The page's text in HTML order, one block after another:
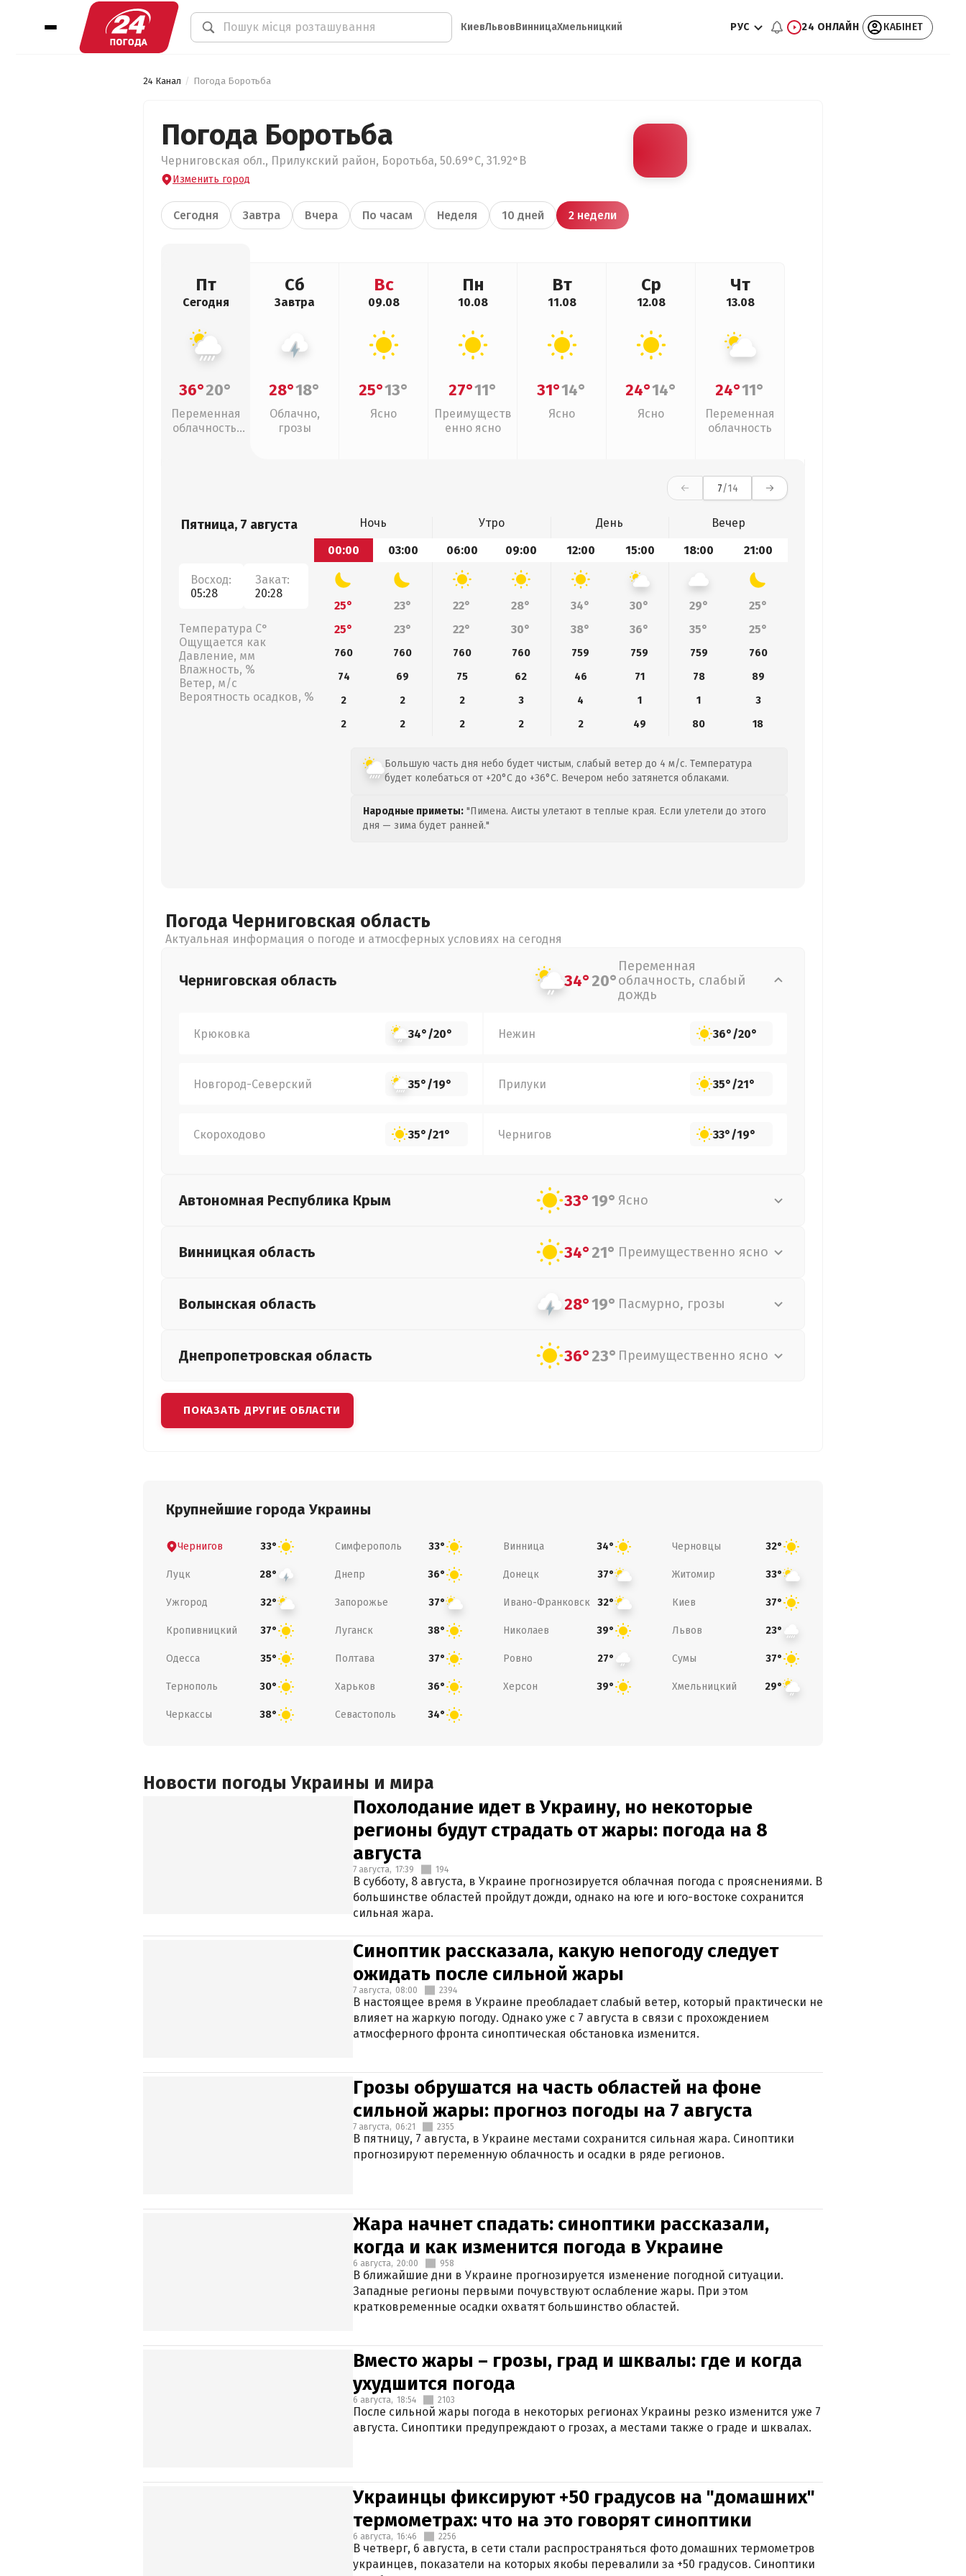
КиевЛьвовВинницаХмельницкий РУС 24 ОНЛАЙН КАБІНЕТ
24 Канал Погода Боротьба
Погода Боротьба
Черниговская обл., Прилукский район, Боротьба, 50.69°С, 31.92°В
Изменить город
Сегодня Завтра Вчера По часам Неделя 10 дней 2 недели
Пт
Сегодня
36°20°
Переменная
облачность,
Сб
Завтра
28°18°
Облачно,
грозы
Вс
09.08
25°13°
Ясно
Пн
10.08
27°11°
Преимуществ
енно ясно
Вт
11.08
31°14°
Ясно
Ср
12.08
24°14°
Ясно
Чт
13.08
24°11°
Переменная
облачность
7/14
Пятница, 7 августа
Восход:
05:28
Закат:
20:28
Температура С°
Ощущается как
Давление, мм
Влажность, %
Ветер, м/с
Вероятность осадков, %
Ночь Утро День
Вечер
00:00
03:00 06:00 09:00 12:00 15:00 18:00 21:00
25° 23° 22° 28° 34° 30° 29°
25°
25°
23° 22° 30° 38° 36° 35° 25°
760 760 760 760 759 759 759
760
74
69 75 62 46 71 78
89
2
2 2 3 4 1 1
3
2
2 2 2 2 49 80 18
Большую часть дня небо будет чистым, слабый ветер до 4 м/с. Температура
будет колебаться от +20°C до +36°C. Вечером небо затянется облаками.
Народные приметы: "Пимена. Аисты улетают в теплые края. Если улетели до этого
дня — зима будет ранней."
Погода Черниговская область
Актуальная информация о погоде и атмосферных условиях на сегодня
Черниговская область 34°20°
Переменная
облачность, слабый
дождь
Крюковка 34°/20° Нежин 36°/20°
Новгород-Северский 35°/19° Прилуки 35°/21°
Скороходово 35°/21° Чернигов 33°/19°
Автономная Республика Крым 33°19° Ясно
Винницкая область 34°21° Преимущественно ясно
Волынская область 28°19° Пасмурно, грозы
Днепропетровская область 36°23° Преимущественно ясно
ПОКАЗАТЬ ДРУГИЕ ОБЛАСТИ
Крупнейшие города Украины
Чернигов 33° Симферополь 33° Винница 34° Черновцы 32°
Луцк 28° Днепр 36° Донецк 37° Житомир 33°
Ужгород 32° Запорожье 37° Ивано-Франковск 32° Киев 37°
Кропивницкий 37° Луганск 38° Николаев 39° Львов 23°
Одесса 35° Полтава 37° Ровно 27° Сумы 37°
Тернополь 30° Харьков 36° Херсон 39° Хмельницкий 29°
Черкассы 38° Севастополь 34°
Новости погоды Украины и мира
Похолодание идет в Украину, но некоторые
регионы будут страдать от жары: погода на 8
августа
7 августа, 17:39 194
В субботу, 8 августа, в Украине прогнозируется облачная погода с прояснениями. В
большинстве областей пройдут дожди, однако на юге и юго-востоке сохранится
сильная жара.
Синоптик рассказала, какую непогоду следует
ожидать после сильной жары
7 августа, 08:00 2394
В настоящее время в Украине преобладает слабый ветер, который практически не
влияет на жаркую погоду. Однако уже с 7 августа в связи с прохождением
атмосферного фронта синоптическая обстановка изменится.
Грозы обрушатся на часть областей на фоне
сильной жары: прогноз погоды на 7 августа
7 августа, 06:21 2355
В пятницу, 7 августа, в Украине местами сохранится сильная жара. Синоптики
прогнозируют переменную облачность и осадки в ряде регионов.
Жара начнет спадать: синоптики рассказали,
когда и как изменится погода в Украине
6 августа, 20:00 958
В ближайшие дни в Украине прогнозируется изменение погодной ситуации.
Западные регионы первыми почувствуют ослабление жары. При этом
кратковременные осадки охватят большинство областей.
Вместо жары – грозы, град и шквалы: где и когда
ухудшится погода
6 августа, 18:54 2103
После сильной жары погода в некоторых регионах Украины резко изменится уже 7
августа. Синоптики предупреждают о грозах, а местами также о граде и шквалах.
Украинцы фиксируют +50 градусов на "домашних"
термометрах: что на это говорят синоптики
6 августа, 16:46 2256
В четверг, 6 августа, в сети стали распространяться фото домашних термометров
украинцев, показатели на которых якобы перевалили за +50 градусов. Синоптики